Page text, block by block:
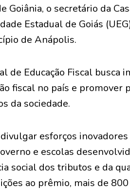
Goiânia, o secretário da
Estadual de Goiás
de Anápolis.
de Educação Fiscal busca
fiscal no país e promover
da sociedade.
esforços
e escolas
social dos tributos e da
ao prêmio, mais de